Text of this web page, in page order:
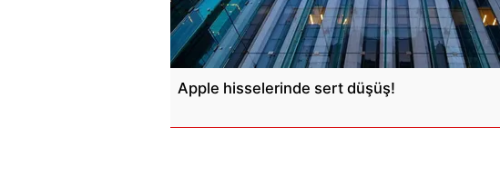
Apple hisselerinde sert düşüş!